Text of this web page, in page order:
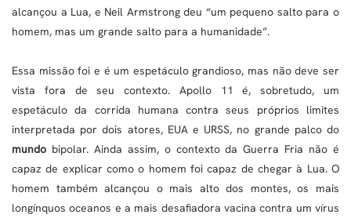
alcançou a Lua, e Neil Armstrong deu “um pequeno salto para o
homem, mas um grande salto para a humanidade”.
Essa missão foi e é um espetáculo grandioso, mas não deve ser
vista fora de seu contexto. Apollo 11 é, sobretudo, um
espetáculo da corrida humana contra seus próprios limites
interpretada por dois atores, EUA e URSS, no grande palco do
mundo bipolar. Ainda assim, o contexto da Guerra Fria não é
capaz de explicar como o homem foi capaz de chegar à Lua. O
homem também alcançou o mais alto dos montes, os mais
longínquos oceanos e a mais desafiadora vacina contra um vírus